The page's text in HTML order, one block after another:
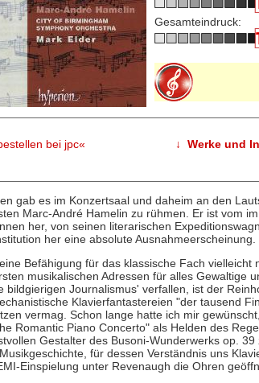
Gesamteindruck:
bei jpc« ↓ Werke und
gab es im Konzertsaal und daheim an den
Marc-André Hamelin zu rühmen. Er ist vom
her, von seinen literarischen
her eine absolute Ausnahmeerscheinung.
Befähigung für das klassische Fach vielleicht
musikalischen Adressen für alles Gewaltige
bildgierigen Journalismus' verfallen, ist der
Klavierfantastereien "der tausend
vermag. Schon lange hatte ich mir
Romantic Piano Concerto" als Helden des
Gestalter des Busoni-Wunderwerks op.
für dessen Verständnis uns
Einspielung unter Revenaugh die Ohren